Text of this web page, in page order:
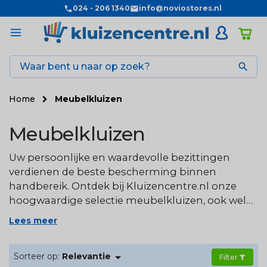
024 - 206 1340 info@noviostores.nl

Home Meubelkluizen
Meubelkluizen
Uw persoonlijke en waardevolle bezittingen
verdienen de beste bescherming binnen
handbereik. Ontdek bij Kluizencentre.nl onze
hoogwaardige selectie meubelkluizen, ook wel
bekend als privékluizen, die uw kostbaarheden
speciaal ontworpen voor gebruik in huis of op
kantoor en biedt een ongeëvenaarde beveiliging
Lees meer
Sorteer op: Relevantie  Filter